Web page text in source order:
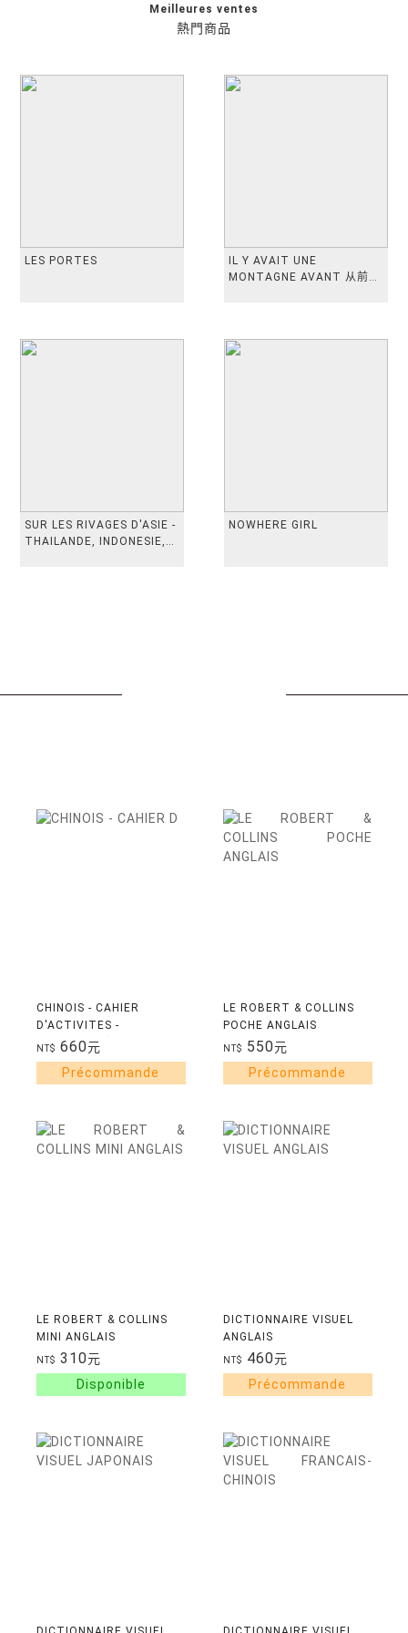
熱門商品
Meilleures ventes
LES PORTES
IL Y AVAIT UNE
MONTAGNE AVANT 从前有
SUR LES RIVAGES D'ASIE -
THAILANDE, INDONESIE,
NOWHERE GIRL
CHINOIS - CAHIER
D'ACTIVITES -
INITIATION (VOIE
EXPRESS)
NT$ 660元
LE ROBERT & COLLINS
POCHE ANGLAIS
NT$ 550元
LE ROBERT & COLLINS
MINI ANGLAIS
NT$ 310元
DICTIONNAIRE VISUEL
ANGLAIS
NT$ 460元